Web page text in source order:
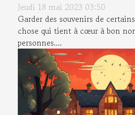
Jeudi 18 mai 2023 03:50
Garder des souvenirs de
chose qui tient à cœur à bon
personnes....